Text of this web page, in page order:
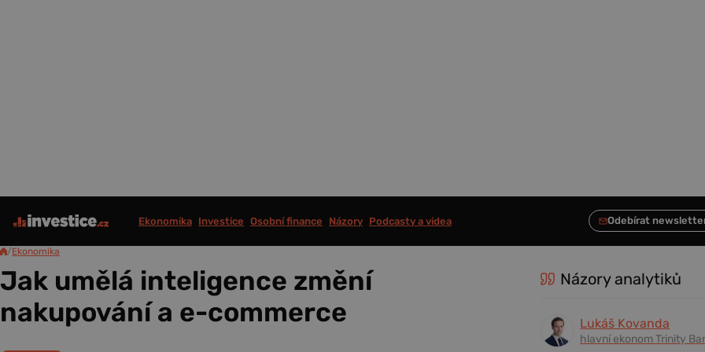
Ekonomika Investice Osobní finance Názory Podcasty a videa
/Ekonomika
Jak umělá inteligence změní
nakupování a e-commerce
Názory analytiků
Lukáš Kovanda
hlavní ekonom Trinity